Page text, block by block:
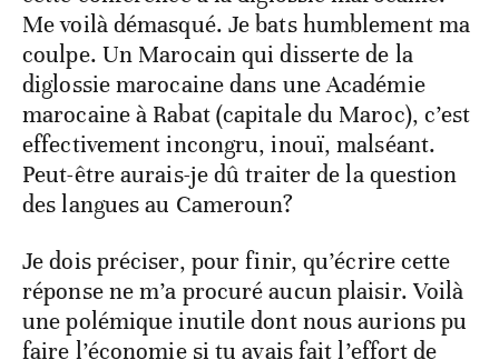
Me voilà démasqué. Je bats humblement ma
coulpe. Un Marocain qui disserte de la
diglossie marocaine dans une Académie
marocaine à Rabat (capitale du Maroc), c’est
effectivement incongru, inouï, malséant.
Peut-être aurais-je dû traiter de la question
des langues au Cameroun?
Je dois préciser, pour finir, qu’écrire cette
réponse ne m’a procuré aucun plaisir. Voilà
une polémique inutile dont nous aurions pu
faire l’économie si tu avais fait l’effort de